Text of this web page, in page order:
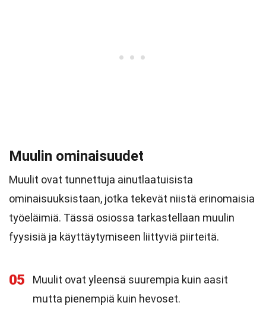
Muulin ominaisuudet
Muulit ovat tunnettuja ainutlaatuisista
ominaisuuksistaan, jotka tekevät niistä erinomaisia
työeläimiä. Tässä osiossa tarkastellaan muulin
fyysisiä ja käyttäytymiseen liittyviä piirteitä.
05
Muulit ovat yleensä suurempia kuin aasit
mutta pienempiä kuin hevoset.